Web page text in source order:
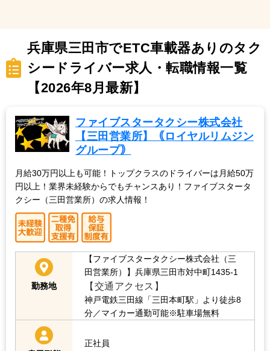
兵庫県三田市でETC車載器ありのタク
シードライバー求人・転職情報一覧
【2026年8月最新】
ファイブスタータクシー株式会社
【三田営業所】｟ロイヤルリムジン
グループ｠
月給30万円以上も可能！トップクラスのドライバーは月給50万
円以上！業界未経験からでもチャンスあり！ファイブスタータ
クシー（三田営業所）の求人情報！
勤務地
【ファイブスタータクシー株式会社（三
田営業所）】兵庫県三田市対中町1435-1
【交通アクセス】
神戸電鉄三田線「三田本町駅」より徒歩8
分／マイカー通勤可能※駐車場無料
正社員